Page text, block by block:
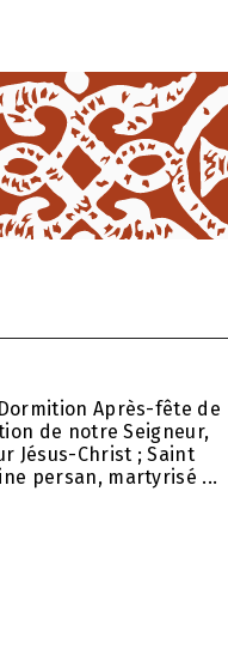
Après-fête de
de notre Seigneur,
Jésus-Christ ; Saint
persan, martyrisé ...